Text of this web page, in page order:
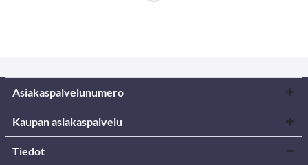
Asiakaspalvelunumero
Kaupan asiakaspalvelu
Tiedot